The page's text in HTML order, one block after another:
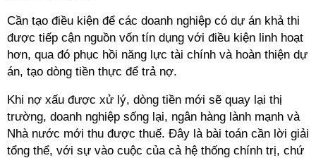
Cần tạo điều kiện để các doanh nghiệp có dự án khả thi
được tiếp cận nguồn vốn tín dụng với điều kiện linh hoạt
hơn, qua đó phục hồi năng lực tài chính và hoàn thiện dự
án, tạo dòng tiền thực để trả nợ.
Khi nợ xấu được xử lý, dòng tiền mới sẽ quay lại thị
trường, doanh nghiệp sống lại, ngân hàng lành mạnh và
Nhà nước mới thu được thuế. Đây là bài toán cần lời giải
tổng thể, với sự vào cuộc của cả hệ thống chính trị, chứ